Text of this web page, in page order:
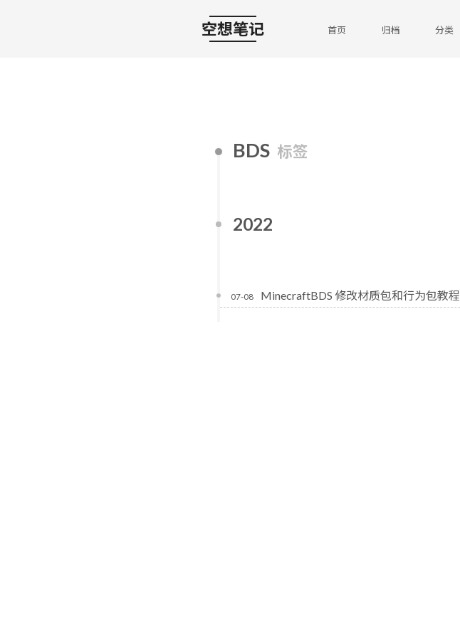
空想笔记 首页 归档 分类
BDS 标签
2022
07-08 MinecraftBDS 修改材质包和行为包教程